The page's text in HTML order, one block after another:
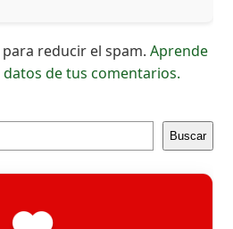
para reducir el spam.Aprende
de tus comentarios.
Buscar